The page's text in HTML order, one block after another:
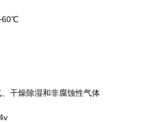
干燥除湿和非腐蚀性气体